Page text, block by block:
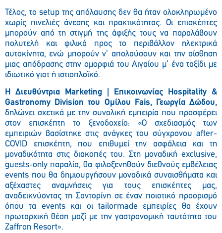
Τέλος, το setup της απόλαυσης δεν θα ήταν ολοκληρωμένο
χωρίς πινελιές άνεσης και πρακτικότητας. Οι επισκέπτες
μπορούν από τη στιγμή της άφιξής τους να παραλάβουν
πολυτελή και φιλικά προς το περιβάλλον ηλεκτρικά
αυτοκίνητα, ενώ μπορούν ν’ απολαύσουν και την αίσθηση
μιας απόδρασης στην ομορφιά του Αιγαίου μ’ ένα ταξίδι με
ιδιωτικό γιοτ ή ιστιοπλοϊκό.
Η Διευθύντρια Marketing | Επικοινωνίας Hospitality &
Gastronomy Division του Ομίλου Fais, Γεωργία Δώδου,
δηλώνει σχετικά με την συνολική εμπειρία που προσφέρει
στον επισκέπτη το ξενοδοχείο: «Ο σχεδιασμός των
εμπειριών βασίστηκε στις ανάγκες του σύγχρονου after-
COVID επισκέπτη, που επιθυμεί την ασφάλεια και τη
μοναδικότητα στις διακοπές του. Στη μοναδική exclusive,
guests-only παραλία, θα φιλοξενηθούν διεθνούς εμβέλειας
events που θα δημιουργήσουν μοναδικά συναισθήματα και
αξέχαστες αναμνήσεις για τους επισκέπτες μας,
αναδεικνύοντας τη Σαντορίνη σε έναν ποιοτικό προορισμό
όπου τα events και οι tailormade εμπειρίες θα έχουν
πρωταρχική θέση μαζί με την γαστρονομική ταυτότητα του
Zaffron Resort».